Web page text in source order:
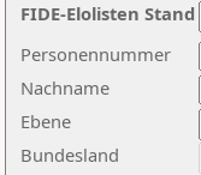
Nachname
Ebene
Personennummer
Bundesland
FIDE-Elolisten Stand